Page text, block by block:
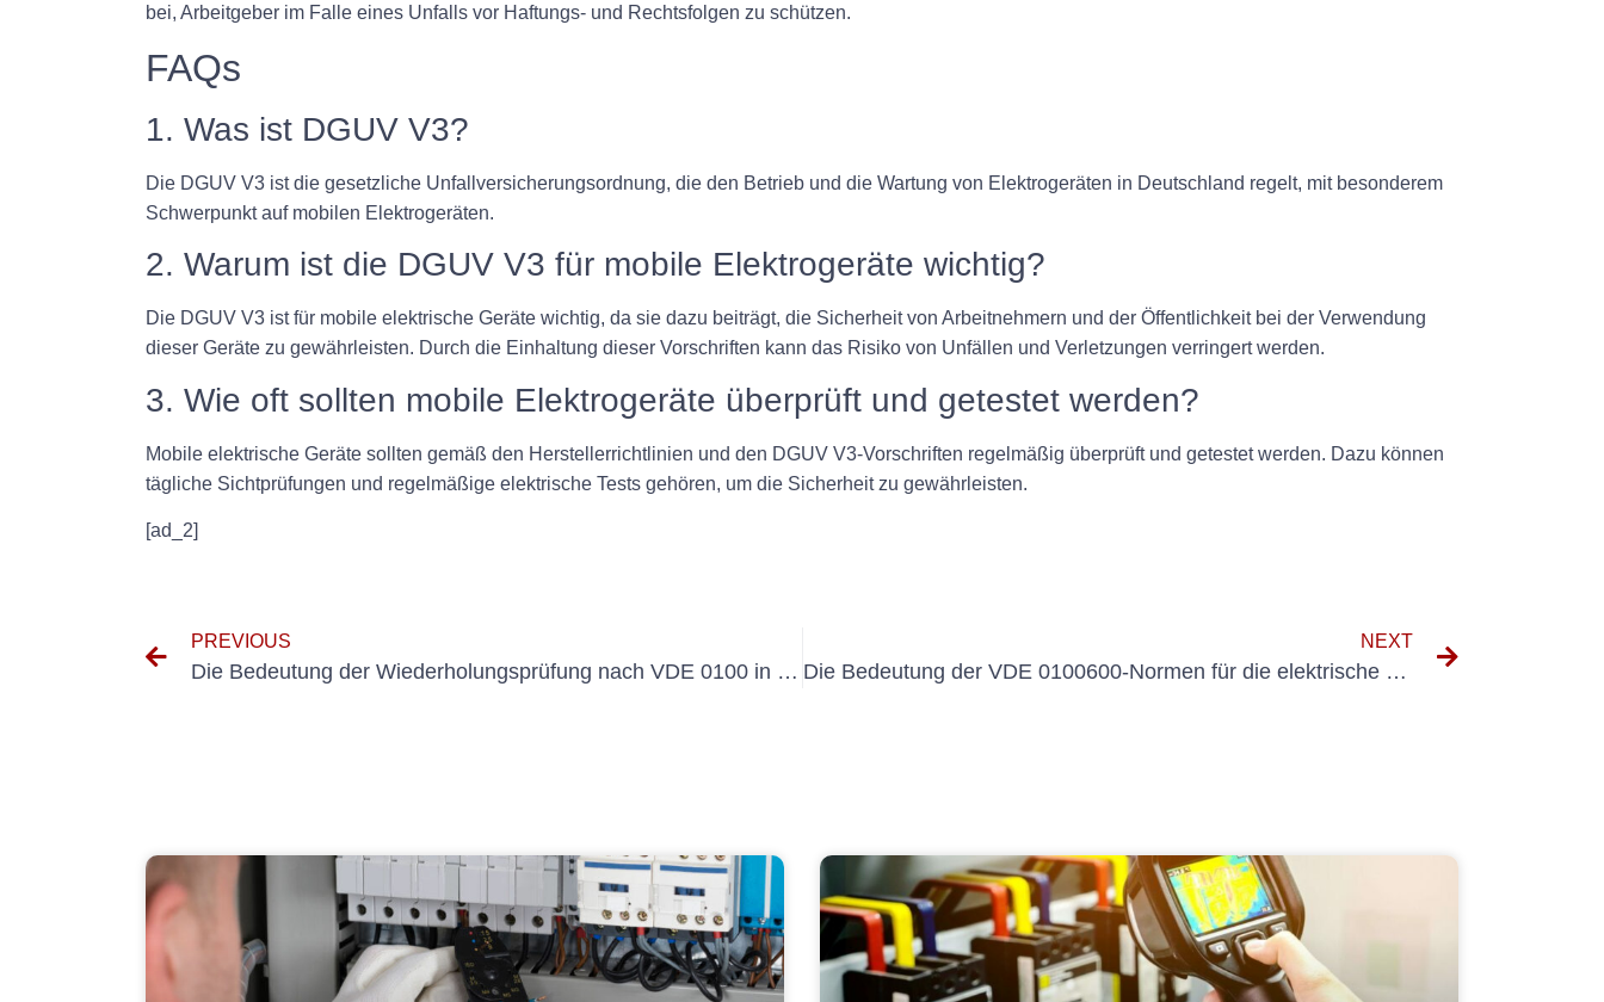
bei, Arbeitgeber im Falle eines Unfalls vor Haftungs- und Rechtsfolgen zu schützen.
FAQs
1. Was ist DGUV V3?
Die DGUV V3 ist die gesetzliche Unfallversicherungsordnung, die den Betrieb und die Wartung von Elektrogeräten in Deutschland regelt, mit besonderem
Schwerpunkt auf mobilen Elektrogeräten.
2. Warum ist die DGUV V3 für mobile Elektrogeräte wichtig?
Die DGUV V3 ist für mobile elektrische Geräte wichtig, da sie dazu beiträgt, die Sicherheit von Arbeitnehmern und der Öffentlichkeit bei der Verwendung
dieser Geräte zu gewährleisten. Durch die Einhaltung dieser Vorschriften kann das Risiko von Unfällen und Verletzungen verringert werden.
3. Wie oft sollten mobile Elektrogeräte überprüft und getestet werden?
Mobile elektrische Geräte sollten gemäß den Herstellerrichtlinien und den DGUV V3-Vorschriften regelmäßig überprüft und getestet werden. Dazu können
tägliche Sichtprüfungen und regelmäßige elektrische Tests gehören, um die Sicherheit zu gewährleisten.
[ad_2]
PREVIOUS
Die Bedeutung der Wiederholungsprüfung nach VDE 0100 in Elektroinstallationen verstehen
NEXT
Die Bedeutung der VDE 0100600-Normen für die elektrische Sicherheit verstehen